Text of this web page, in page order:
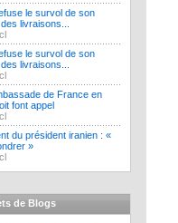
le survol de son
livraisons...
le survol de son
livraisons...
de France en
font appel
du président iranien : «
»
de Blogs